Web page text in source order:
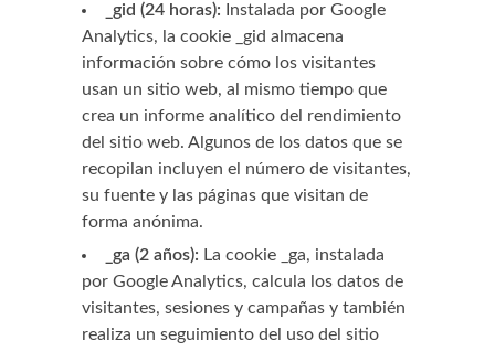
_gid (24 horas): Instalada por Google
Analytics, la cookie _gid almacena
información sobre cómo los visitantes
usan un sitio web, al mismo tiempo que
crea un informe analítico del rendimiento
del sitio web. Algunos de los datos que se
recopilan incluyen el número de visitantes,
su fuente y las páginas que visitan de
forma anónima.
_ga (2 años): La cookie _ga, instalada
por Google Analytics, calcula los datos de
visitantes, sesiones y campañas y también
realiza un seguimiento del uso del sitio